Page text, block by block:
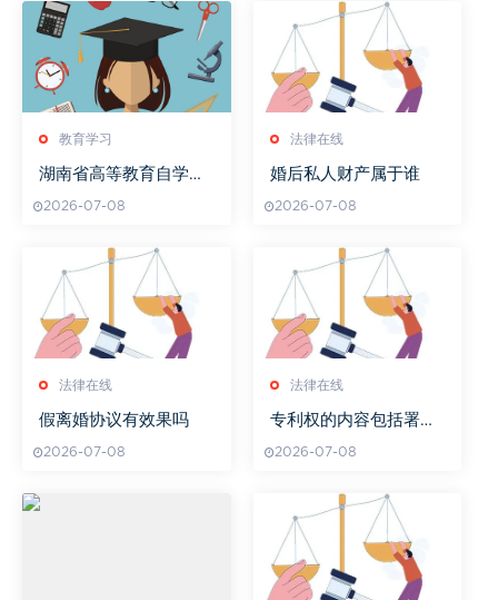
教育学习
湖南省高等教育自学考
2026-07-08
法律在线
婚后私人财产属于谁
2026-07-08
法律在线
假离婚协议有效果吗
2026-07-08
法律在线
专利权的内容包括署名
2026-07-08